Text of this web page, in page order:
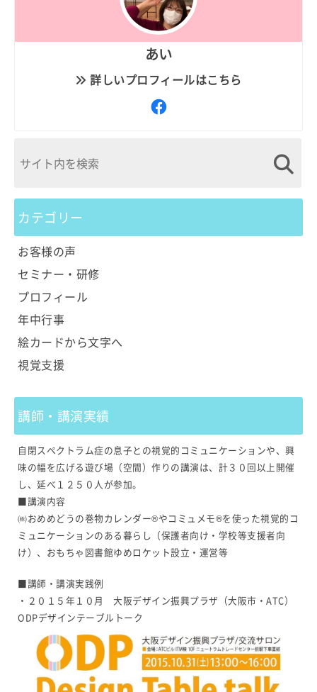
あい
詳しいプロフィールはこちら
カテゴリー
お客様の声
セミナー・研修
プロフィール
年中行事
絵カードから文字へ
視覚支援
講師・講演実績
自閉スペクトラム症の息子との視覚的コミュニケーションや、興
味の幅を広げる遊び場（空間）作りの講演は、計３０回以上開催
し、延べ１２５０人が参加。
■講演内容
㈱おめめどうの巻物カレンダー®やコミュメモ®を使った視覚的コ
ミュニケーションのある暮らし（保護者向け・学校等支援者向
け）、おもちゃ図書館ゆめロケット設立・運営等
■講師・講演実践例
・２０１５年１０月 大阪デザイン振興プラザ（大阪市・ATC）
ODPデザインテーブルトーク